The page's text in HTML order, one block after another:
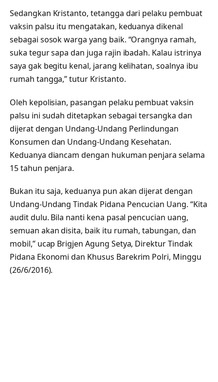
Sedangkan Kristanto, tetangga dari pelaku pembuat
vaksin palsu itu mengatakan, keduanya dikenal
sebagai sosok warga yang baik. “Orangnya ramah,
suka tegur sapa dan juga rajin ibadah. Kalau istrinya
saya gak begitu kenal, jarang kelihatan, soalnya ibu
rumah tangga,” tutur Kristanto.
Oleh kepolisian, pasangan pelaku pembuat vaksin
palsu ini sudah ditetapkan sebagai tersangka dan
dijerat dengan Undang-Undang Perlindungan
Konsumen dan Undang-Undang Kesehatan.
Keduanya diancam dengan hukuman penjara selama
15 tahun penjara.
Bukan itu saja, keduanya pun akan dijerat dengan
Undang-Undang Tindak Pidana Pencucian Uang. “Kita
audit dulu. Bila nanti kena pasal pencucian uang,
semuan akan disita, baik itu rumah, tabungan, dan
mobil,” ucap Brigjen Agung Setya, Direktur Tindak
Pidana Ekonomi dan Khusus Barekrim Polri, Minggu
(26/6/2016).